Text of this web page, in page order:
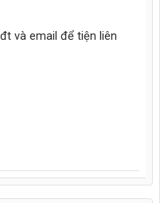
và email để tiện liên